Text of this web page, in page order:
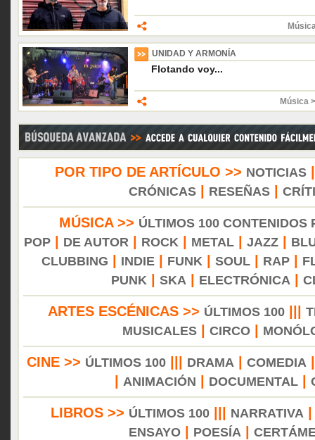
UNIDAD Y ARMONÍA
Flotando voy...
Música
POR TIPO DE ARTÍCULO >> NOTICIAS
CRÓNICAS| RESEÑAS|
MÚSICA >> ÚLTIMOS 100 CONTENIDOS
POP| DE AUTOR ROCK METAL| JAZZ|
CLUBBING
INDIE| FUNK SOUL| RAP|
PUNK
SKA ELECTRÓNICA
ARTES ESCÉNICAS >> ÚLTIMOS 100
MUSICALES
CIRCO
CINE >> ÚLTIMOS 100||| DRAMA COMEDIA
ANIMACIÓN DOCUMENTAL|
LIBROS >> ÚLTIMOS 100 NARRATIVA
ENSAYO| POESÍA